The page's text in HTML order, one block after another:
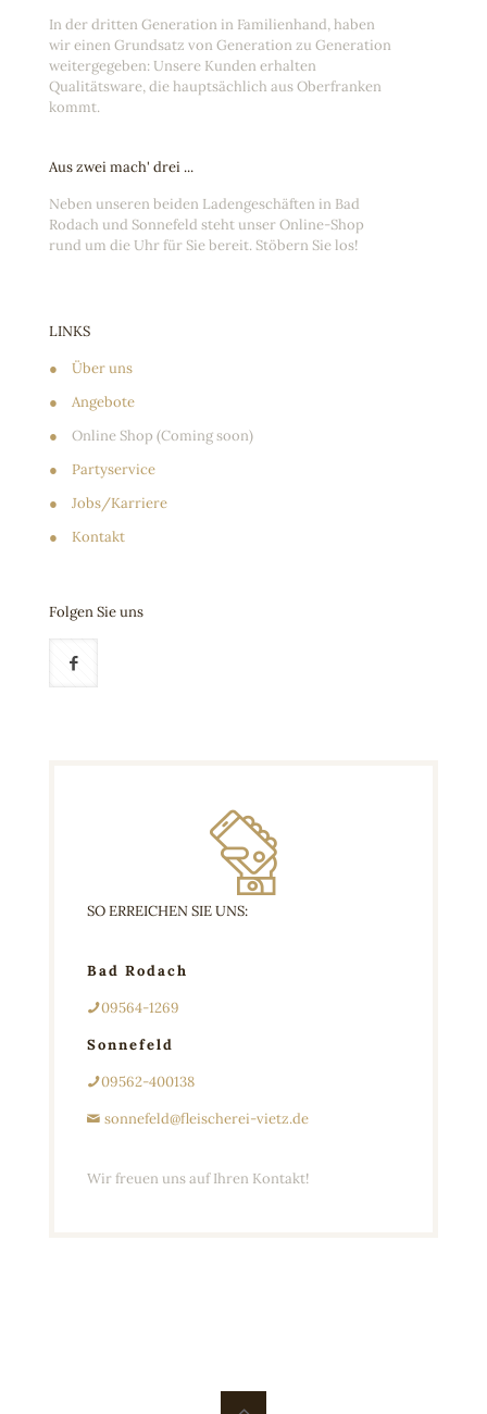
In der dritten Generation in Familienhand, haben
wir einen Grundsatz von Generation zu Generation
weitergegeben: Unsere Kunden erhalten
Qualitätsware, die hauptsächlich aus Oberfranken
kommt.
Aus zwei mach' drei ...
Neben unseren beiden Ladengeschäften in Bad
Rodach und Sonnefeld steht unser Online-Shop
rund um die Uhr für Sie bereit. Stöbern Sie los!
LINKS
●
Über uns
●
Angebote
●
Online Shop (Coming soon)
●
Partyservice
●
Jobs/Karriere
●
Kontakt
Folgen Sie uns
SO ERREICHEN SIE UNS:
Bad Rodach
09564-1269
Sonnefeld
09562-400138
sonnefeld@fleischerei-vietz.de
Wir freuen uns auf Ihren Kontakt!